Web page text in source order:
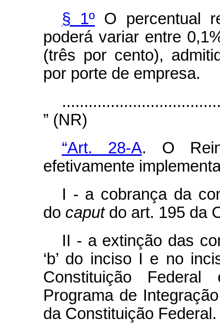
§ 1ºO percentual
poderá variar entre
(três por cento),
por porte de empresa.
” (NR)
“Art. 28-A. O
efetivamente
I - a cobrança da
do caputdo art. 195 da
II - a extinção das
‘b’ do inciso I e no
Constituição
Programa de
da Constituição Federal.